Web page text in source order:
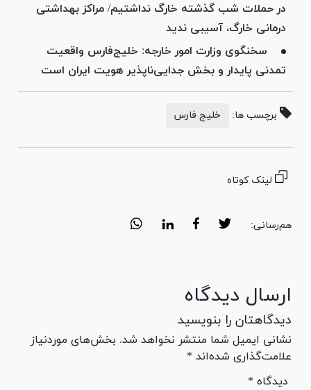
در حملات شب گذشته خارگ نداشتیم/ مراکز بهداشتی
درمانی خارگ، آسیبی ندید
سخنگوی وزارت امور خارجه: خلیج‌فارس واقعیت
تمدنی پایدار و بخش جدایی‌ناپذیر هویت ایران است
برچسب ها: خلیج فارس
لینک کوتاه
هم‌رسانی:
ارسال دیدگاه
دیدگاهتان را بنویسید
نشانی ایمیل شما منتشر نخواهد شد. بخش‌های موردنیاز
علامت‌گذاری شده‌اند *
* دیدگاه